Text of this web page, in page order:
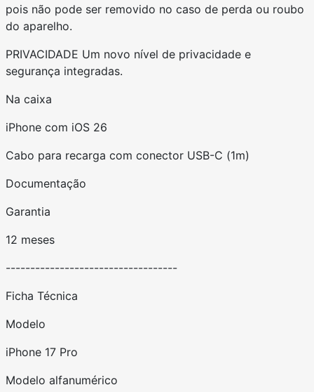
pois não pode ser removido no caso de perda ou roubo
do aparelho.
PRIVACIDADE Um novo nível de privacidade e
segurança integradas.
Na caixa
iPhone com iOS 26
Cabo para recarga com conector USB-C (1m)
Documentação
Garantia
12 meses
-----------------------------------
Ficha Técnica
Modelo
iPhone 17 Pro
Modelo alfanumérico